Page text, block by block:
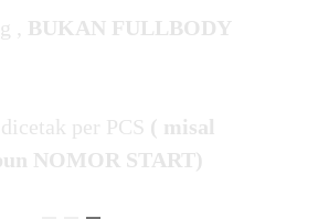
, BUKAN FULLBODY
per PCS ( misal
NOMOR START)